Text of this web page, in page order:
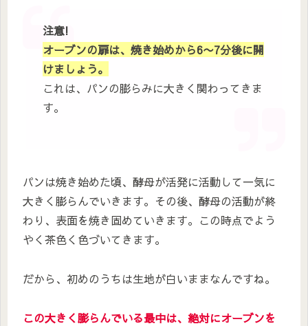
注意!
オーブンの扉は、焼き始めから6〜7分後に開
けましょう。
これは、パンの膨らみに大きく関わってきま
す。
パンは焼き始めた頃、酵母が活発に活動して一気に
大きく膨らんでいきます。その後、酵母の活動が終
わり、表面を焼き固めていきます。この時点でよう
やく茶色く色づいてきます。
だから、初めのうちは生地が白いままなんですね。
この大きく膨らんでいる最中は、絶対にオーブンを